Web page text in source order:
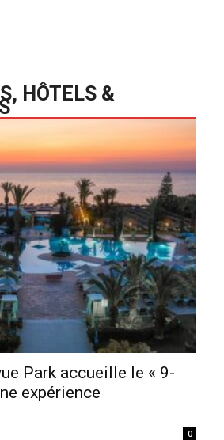
HÔTELS &
Park accueille le « 9-
expérience
0